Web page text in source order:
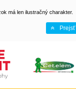
má len ilustračný charakter.